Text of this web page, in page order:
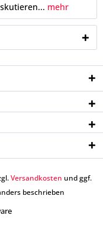
mehr
Versandkosten und ggf.
beschrieben